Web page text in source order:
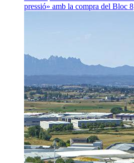
pressió» amb la compra del Bloc 8